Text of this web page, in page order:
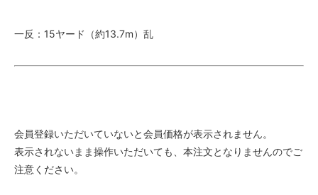
一反：15ヤード（約13.7m）乱
会員登録いただいていないと会員価格が表示されません。
表示されないまま操作いただいても、本注文となりませんのでご
注意ください。